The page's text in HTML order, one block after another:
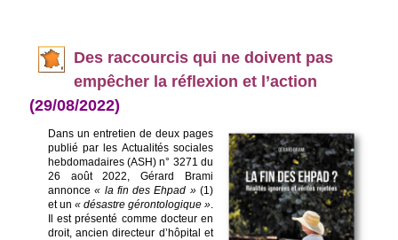
Des raccourcis qui ne doivent pas
empêcher la réflexion et l’action
(29/08/2022)
Dans un entretien de deux pages
publié par les Actualités sociales
hebdomadaires (ASH) n° 3271 du
26 août 2022, Gérard Brami
annonce « la fin des Ehpad »(1)
et un « désastre gérontologique ».
Il est présenté comme docteur en
droit, ancien directeur d’hôpital et